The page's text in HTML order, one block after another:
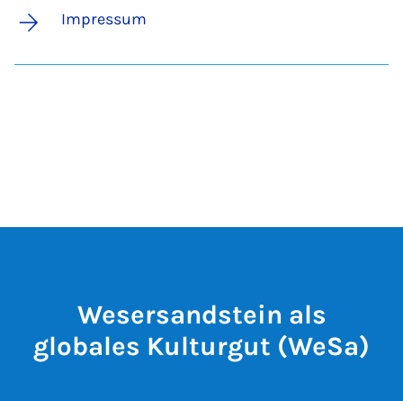
Impressum
Wesersandstein als
globales Kulturgut (WeSa)